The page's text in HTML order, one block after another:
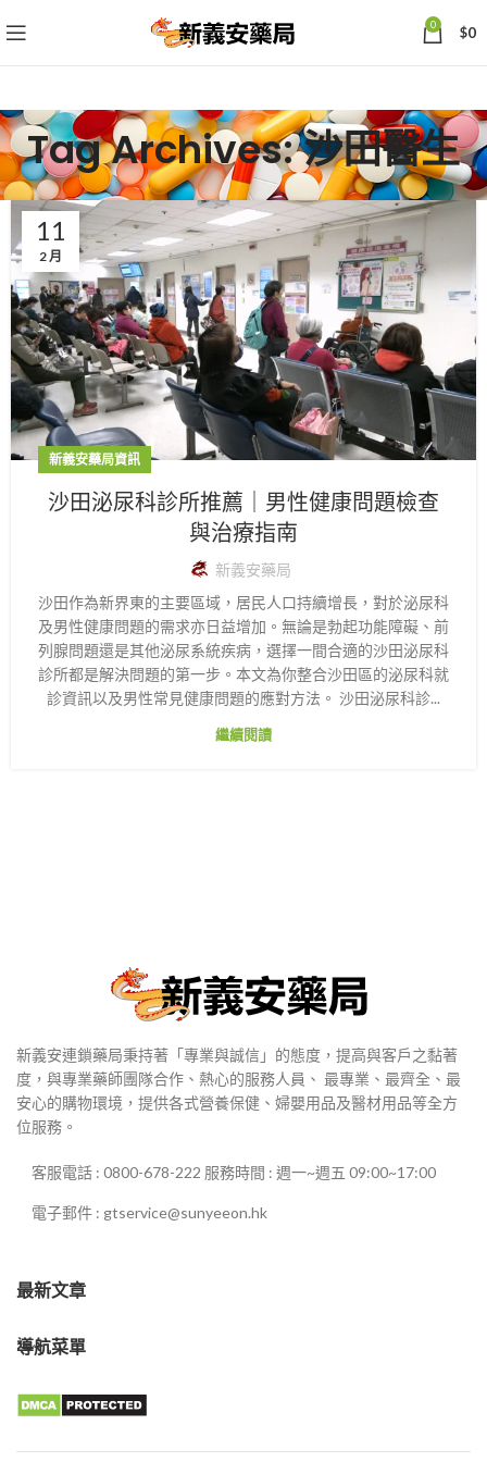
0 $0
Tag Archives: 沙田醫生
11
2 月
新義安藥局資訊
沙田泌尿科診所推薦｜男性健康問題檢查
與治療指南
新義安藥局
沙田作為新界東的主要區域，居民人口持續增長，對於泌尿科
及男性健康問題的需求亦日益增加。無論是勃起功能障礙、前
列腺問題還是其他泌尿系統疾病，選擇一間合適的沙田泌尿科
診所都是解決問題的第一步。本文為你整合沙田區的泌尿科就
診資訊以及男性常見健康問題的應對方法。 沙田泌尿科診...
繼續閱讀
新義安連鎖藥局秉持著「專業與誠信」的態度，提高與客戶之黏著
度，與專業藥師團隊合作、熱心的服務人員、 最專業、最齊全、最
安心的購物環境，提供各式營養保健、婦嬰用品及醫材用品等全方
位服務。
客服電話 : 0800-678-222 服務時間 : 週一~週五 09:00~17:00
電子郵件 : gtservice@sunyeeon.hk
最新文章
導航菜單